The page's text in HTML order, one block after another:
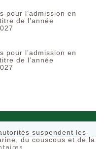
pour l’admission en
de l’année
pour l’admission en
de l’année
suspendent les
du couscous et de la